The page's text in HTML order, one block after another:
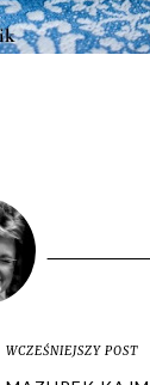
WCZEŚNIEJSZY POST